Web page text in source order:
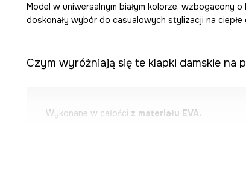
Model w uniwersalnym białym kolorze, wzbogacony
doskonały wybór do casualowych stylizacji na ciepłe
Czym wyróżniają się te klapki damskie na
Wykonane w całości z materiału EVA.